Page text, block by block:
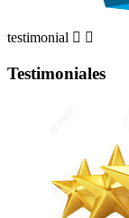
testimonial  
Testimoniales